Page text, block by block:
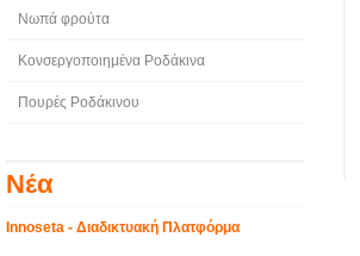
Νωπά φρούτα
Κονσεργοποιημένα Ροδάκινα
Πουρές Ροδάκινου
Νέα
Innoseta - Διαδικτυακή Πλατφόρμα